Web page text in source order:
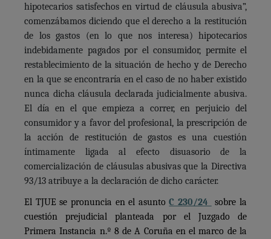
hipotecarios satisfechos en virtud de cláusula abusiva”,
comenzábamos diciendo que el derecho a la restitución
de los gastos (en lo que nos interesa) hipotecarios
indebidamente pagados por el consumidor, permite el
restablecimiento de la situación de hecho y de Derecho
en la que se encontraría en el caso de no haber existido
nunca dicha cláusula declarada judicialmente abusiva.
El día en el que empieza a correr, en perjuicio del
consumidor y a favor del profesional, la prescripción de
la acción de restitución de gastos es una cuestión
íntimamente ligada al efecto disuasorio de la
comercialización de cláusulas abusivas que la Directiva
93/13 atribuye a la declaración de dicho carácter.
El TJUE se pronuncia en el asuntoC 230/24
sobre la
cuestión prejudicial planteada por el Juzgado de
Primera Instancia n.º 8 de A Coruña en el marco de la